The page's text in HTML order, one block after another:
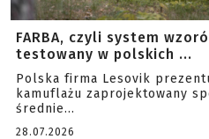
FARBA, czyli system
testowany w polskich ...
Polska firma Lesovik
kamuflażu zaprojektowany
średnie...
28.07.2026